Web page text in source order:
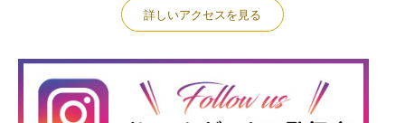
詳しいアクセスを見る